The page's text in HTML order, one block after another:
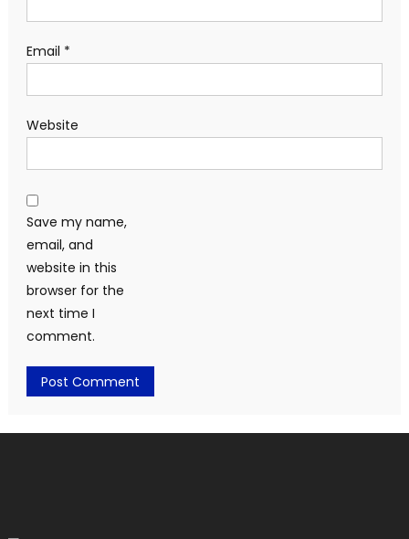
Email *
Website
Save my name,
email, and
website in this
browser for the
next time I
comment.